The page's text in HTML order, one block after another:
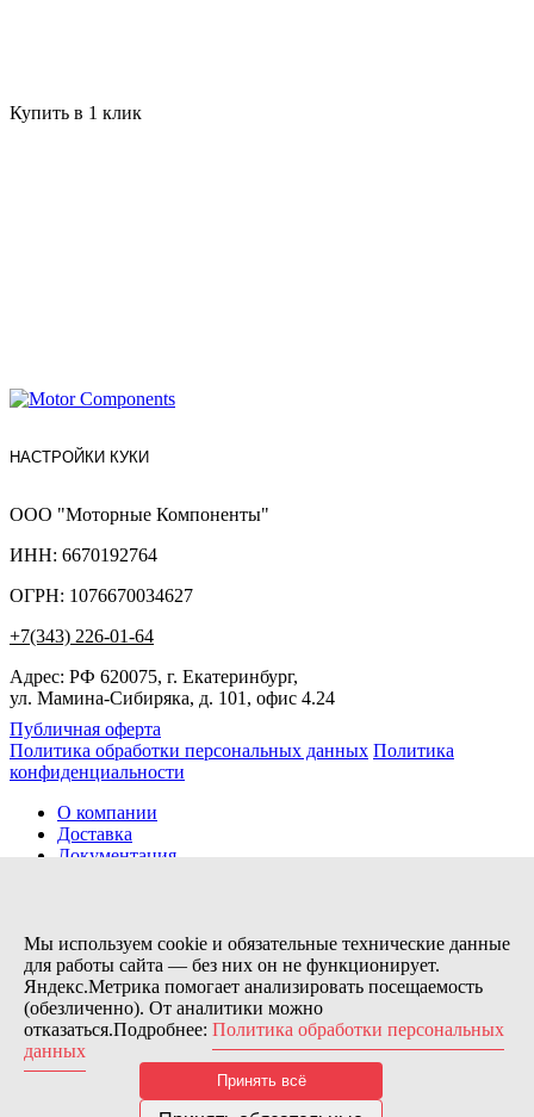
Купить в 1 клик
НАСТРОЙКИ КУКИ
ООО "Моторные Компоненты"
ИНН: 6670192764
ОГРН: 1076670034627
+7(343) 226-01-64
Адрес: РФ 620075, г. Екатеринбург,
ул. Мамина-Сибиряка, д. 101, офис 4.24
Публичная оферта
Политика обработки персональных данных Политика
конфиденциальности
О компании
Доставка
Документация
Контакты
Заказов сегодня / Всего
11
11173
Нас можно найти тут:
© 2026 Motor Components. Все права защищены
Дизайн и разработка сайта
Nice’
Мы используем cookie и обязательные технические данные
для работы сайта — без них он не функционирует.
Яндекс.Метрика помогает анализировать посещаемость
(обезличенно). От аналитики можно
отказаться.Подробнее: Политика обработки персональных
данных
Принять всё